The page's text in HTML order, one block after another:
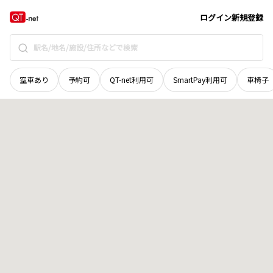
ログイン新規登録
空車あり 予約可 QT-net利用可 SmartPay利用可 車椅子
香川県